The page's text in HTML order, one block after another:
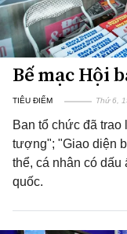
Bế mạc Hội
TIÊU ĐIỂM Thứ 6,
Ban tổ chức đã
tượng"; "Giao diện
thể, cá nhân có dấu
quốc.